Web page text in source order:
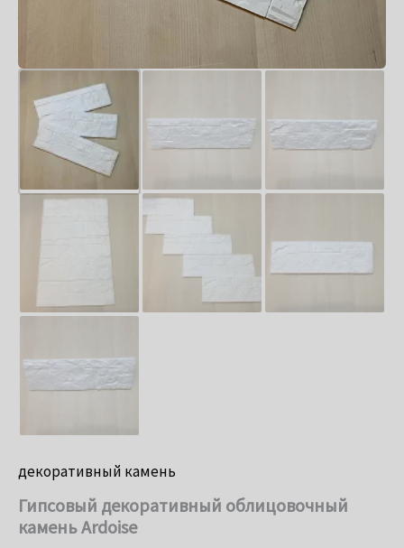
декоративный камень
Гипсовый декоративный облицовочный
камень Ardoise